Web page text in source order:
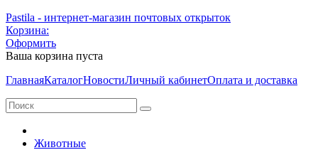
Pastila - интернет-магазин почтовых открыток
Корзина:
Оформить
Ваша корзина пуста
ГлавнаяКаталогНовостиЛичный кабинетОплата и доставка
Животные